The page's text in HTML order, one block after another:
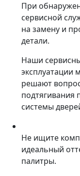
При
сервисной
на замену и
детали.
Наши
эксплуатации
решают
подтягивания
системы
Не ищите
идеальный
палитры.